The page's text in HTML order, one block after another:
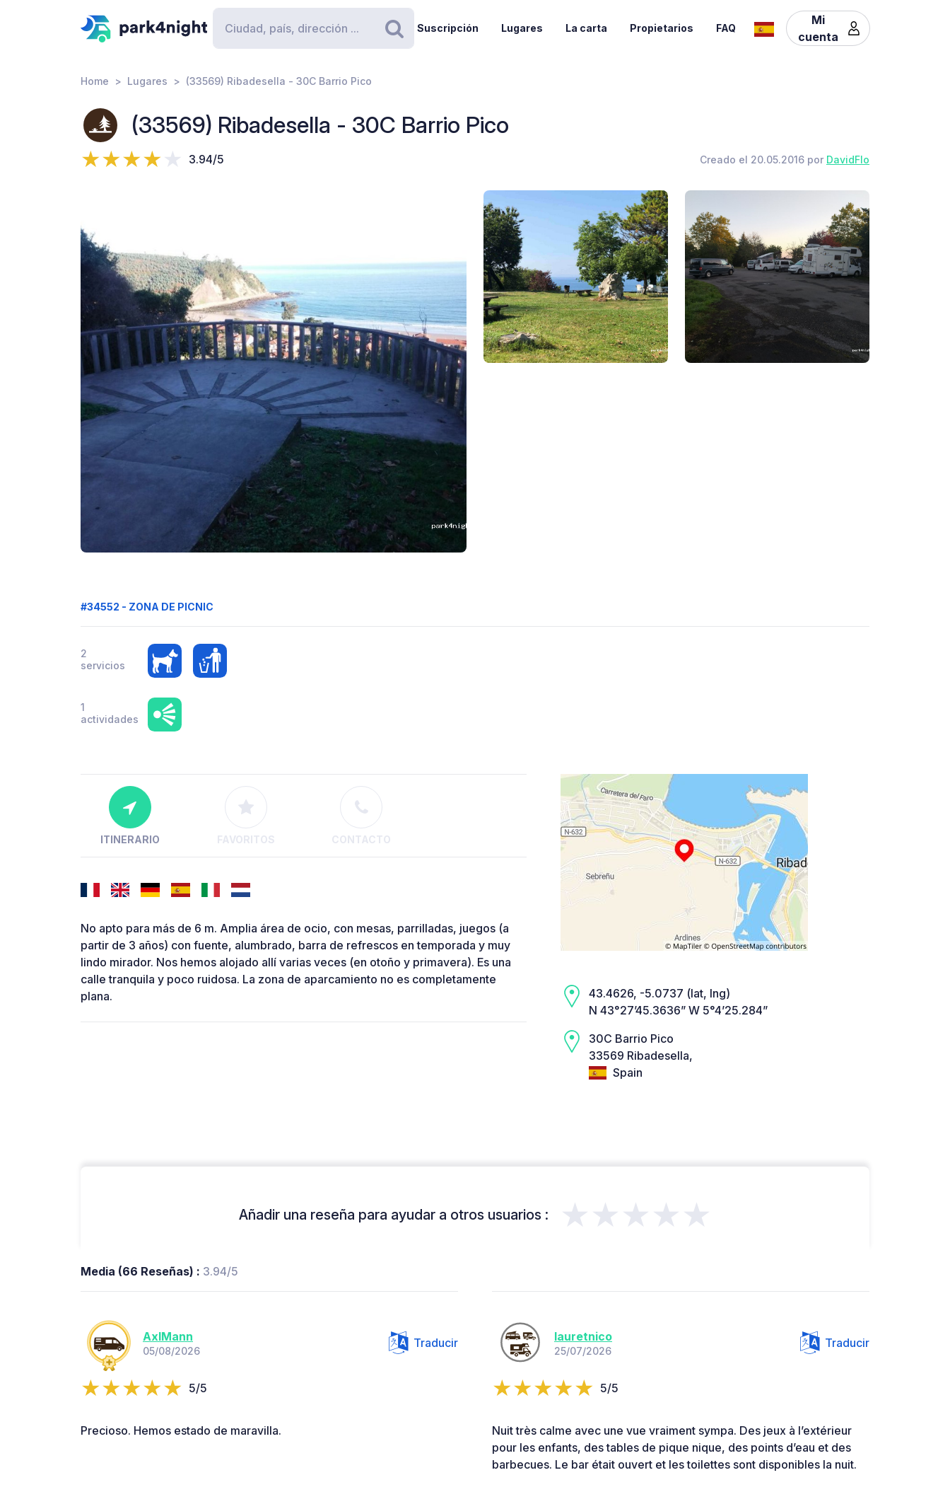
Buscar
Suscripción Lugares La carta Propietarios FAQ
Mi
cuenta
Home Lugares (33569) Ribadesella - 30C Barrio Pico
(33569) Ribadesella - 30C Barrio Pico
3.94/5 Creado el 20.05.2016 por DavidFlo
#34552 - ZONA DE PICNIC
2
servicios
1
actividades
ITINERARIO FAVORITOS CONTACTO
No apto para más de 6 m. Amplia área de ocio, con mesas, parrilladas, juegos (a
partir de 3 años) con fuente, alumbrado, barra de refrescos en temporada y muy
lindo mirador. Nos hemos alojado allí varias veces (en otoño y primavera). Es una
calle tranquila y poco ruidosa. La zona de aparcamiento no es completamente
plana.
43.4626, -5.0737 (lat, lng)
N 43°27’45.3636” W 5°4’25.284”
30C Barrio Pico
33569 Ribadesella,
Spain
Añadir una reseña para ayudar a otros usuarios : ★★★★★
Media (66 Reseñas) : 3.94/5
AxlMann
05/08/2026
Traducir
5/5
Precioso. Hemos estado de maravilla.
lauretnico
25/07/2026
Traducir
5/5
Nuit très calme avec une vue vraiment sympa. Des jeux à l’extérieur
pour les enfants, des tables de pique nique, des points d’eau et des
barbecues. Le bar était ouvert et les toilettes sont disponibles la nuit.